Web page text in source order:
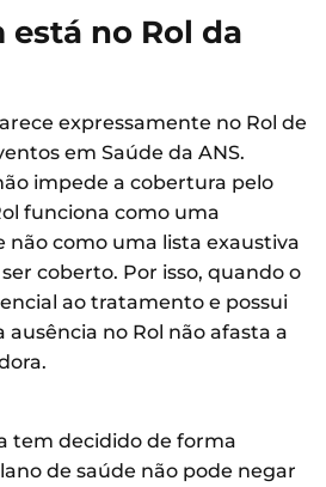
no Rol da
expressamente no Rol de
em Saúde da ANS.
impede a cobertura pelo
funciona como uma
não como uma lista exaustiva
coberto. Por isso, quando o
ao tratamento e possui
ausência no Rol não afasta a
tem decidido de forma
de saúde não pode negar